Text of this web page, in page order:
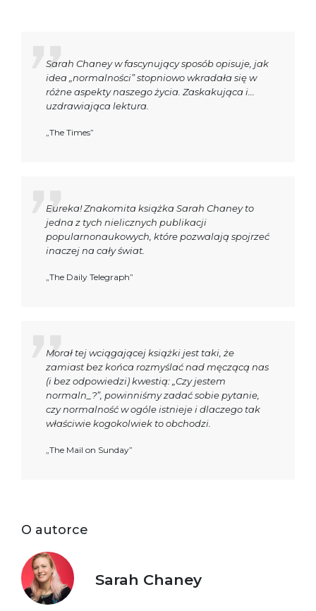
Sarah Chaney w fascynujący sposób opisuje, jak
idea „normalności” stopniowo wkradała się w
różne aspekty naszego życia. Zaskakująca i...
uzdrawiająca lektura.
„The Times”
Eureka! Znakomita książka Sarah Chaney to
jedna z tych nielicznych publikacji
popularnonaukowych, które pozwalają spojrzeć
inaczej na cały świat.
„The Daily Telegraph”
Morał tej wciągającej książki jest taki, że
zamiast bez końca rozmyślać nad męczącą nas
(i bez odpowiedzi) kwestią: „Czy jestem
normaln_?”, powinniśmy zadać sobie pytanie,
czy normalność w ogóle istnieje i dlaczego tak
właściwie kogokolwiek to obchodzi.
„The Mail on Sunday”
O autorce
Sarah Chaney